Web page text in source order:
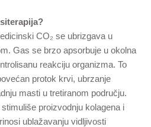
CO₂ se ubrizgava u
Gas se brzo apsorbuje u okolna
reakciju organizma. To
protok krvi, ubrzanje
masti u tretiranom području.
proizvodnju kolagena i
ublažavanju vidljivosti